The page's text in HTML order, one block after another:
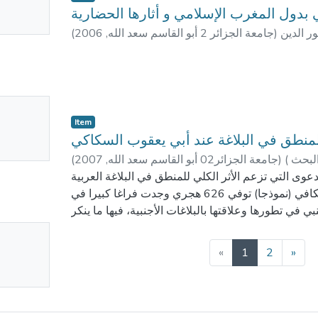
بهذا الموضوع، و نرجو أن يكون عملنا نقطة انطلاق
أهمية لمعالجة هذا المشكل الاجتماعي الخطير، ولعل
تهدف إلى تحديد الأسباب المباشرة والأسباب غير
وفيات الأمهات والنساء الحوامل والأطفال، وتأتي
التي ينبغي أن تتبناها السياسة السكانية وذلك من
المهنية والخدمات الصحية وتدعيمها وتشجيعها
والضرورية للمستخدمين في الصحة والأطباء لممارسة
المغرب الإسلامي و أثارها الحضارية
( جامعة الجزائر 2 أبو القاسم سعد الله ,
2006 ) الدين
Item
في البلاغة عند أبي يعقوب السكاكي
( جامعة الجزائر02 أبو القاسم سعد الله ,
2007 ) )
التي تزعم الأثر الكلي للمنطق في البلاغة العربية
من خلال كتاب "مفتاح العلوم" للكافي (نموذجا) توفي 626 هجري وجدت فراغا كبيرا في
في تطورها وعلاقتها بالبلاغات الأجنبية، فيها ما ينكر
البلاغة حيث إضطر بين التيارين المنطقي والبلاغي.
« 1 (current)
2 »